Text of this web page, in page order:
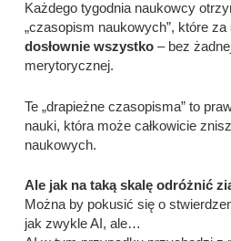
Każdego tygodnia naukowcy
„czasopism naukowych”, które za
dosłownie wszystko – bez
merytorycznej.
Te „drapieżne czasopisma” to
nauki, która może całkowicie
naukowych.
Ale jak na taką skalę odróżnić
Można by pokusić się o
jak zwykle AI, ale…